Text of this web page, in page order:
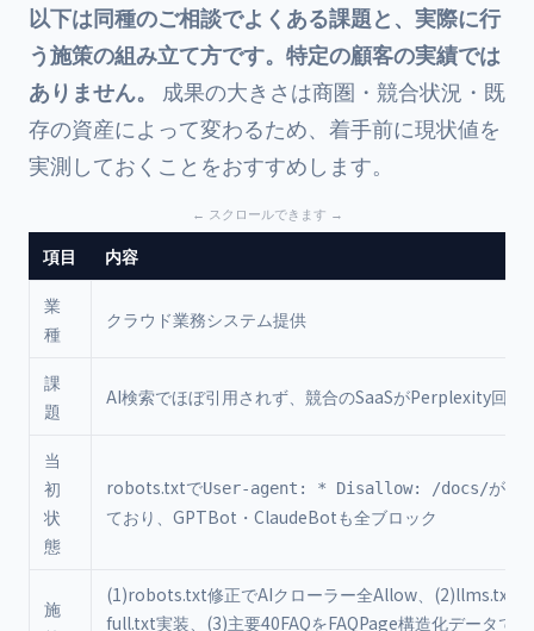
以下は同種のご相談でよくある課題と、実際に行
う施策の組み立て方です。特定の顧客の実績では
ありません。
成果の大きさは商圏・競合状況・既
存の資産によって変わるため、着手前に現状値を
実測しておくことをおすすめします。
項目 内容
業
種
クラウド業務システム提供
課
題
AI検索でほぼ引用されず、競合のSaaSがPerplexity回答
当
初
状
態
robots.txtでUser-agent: * Disallow: /docs/が設
ており、GPTBot・ClaudeBotも全ブロック
施
(1)robots.txt修正でAIクローラー全Allow、(2)llms.txt/
full.txt実装、(3)主要40FAQをFAQPage構造化データで